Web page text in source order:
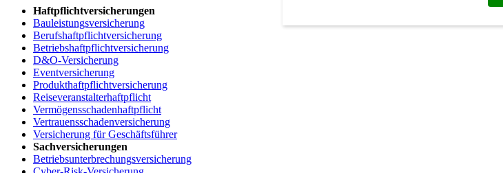
Haftpflichtversicherungen
Bauleistungsversicherung
Berufshaftpflichtversicherung
Betriebshaftpflichtversicherung
D&O-Versicherung
Eventversicherung
Produkthaftpflichtversicherung
Reiseveranstalterhaftpflicht
Vermögensschadenhaftpflicht
Vertrauensschadenversicherung
Versicherung für Geschäftsführer
Sachversicherungen
Betriebsunterbrechungsversicherung